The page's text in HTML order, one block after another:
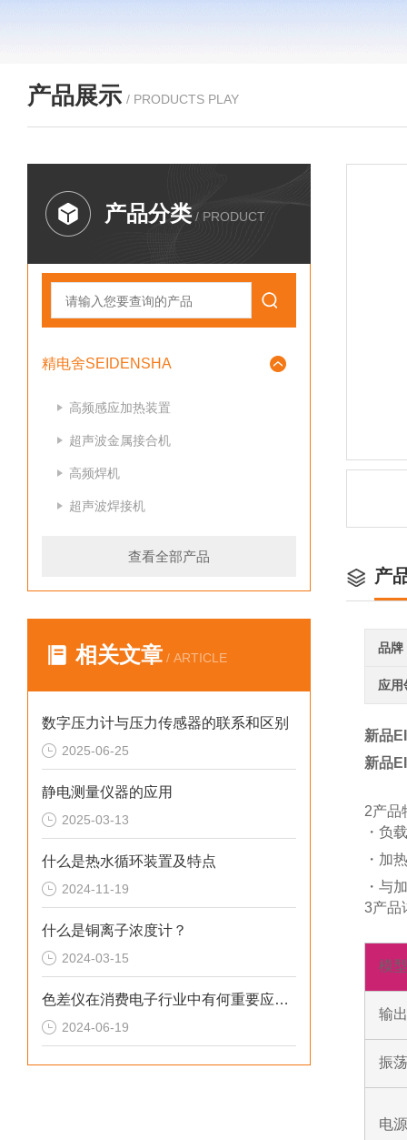
产品展示 / PRODUCTS PLAY
产品分类 / PRODUCT
精电舍SEIDENSHA
高频感应加热装置
超声波金属接合机
高频焊机
超声波焊接机
查看全部产品
相关文章 / ARTICLE
数字压力计与压力传感器的联系和区别
2025-06-25
静电测量仪器的应用
2025-03-13
什么是热水循环装置及特点
2024-11-19
什么是铜离子浓度计？
2024-03-15
色差仪在消费电子行业中有何重要应用？
2024-06-19
产
品牌
应用
新品
新品
2产品
・负
・加
・与
3产品
模型
输
振
电